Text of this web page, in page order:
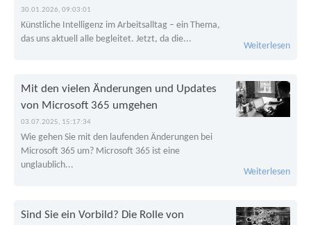
30.01.2026, 09:03:01
Künstliche Intelligenz im Arbeitsalltag – ein Thema,
das uns aktuell alle begleitet. Jetzt, da die...
Weiterlesen
Mit den vielen Änderungen und Updates
von Microsoft 365 umgehen
03.07.2025, 15:17:34
Wie gehen Sie mit den laufenden Änderungen bei
Microsoft 365 um? Microsoft 365 ist eine
unglaublich...
Weiterlesen
Sind Sie ein Vorbild? Die Rolle von